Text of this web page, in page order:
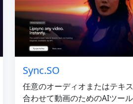
Sync.SO
任意のオーディオまたはテキ
合わせて動画のためのAIツール